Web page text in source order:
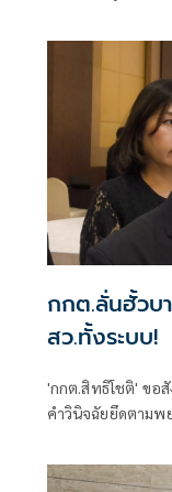
กกต.ลั่นฮั้วบ
สว.ทั้งระบบ!
'กกต.สิทธิโชติ' ขอ
คำวินิจฉัยยึดตามพ
กระทบการเลือก ส